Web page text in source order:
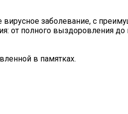
заболевание, с
от полного выздоровления
в памятках.